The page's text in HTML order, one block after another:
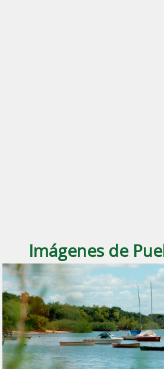
Imágenes de